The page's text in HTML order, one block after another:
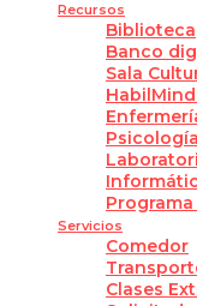
Recursos
Biblioteca
Banco
Sala
Psicología
Servicios
Comedor
Clases